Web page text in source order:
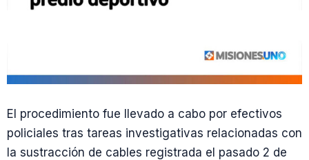
El procedimiento fue llevado a cabo por efectivos
policiales tras tareas investigativas relacionadas con
la sustracción de cables registrada el pasado 2 de